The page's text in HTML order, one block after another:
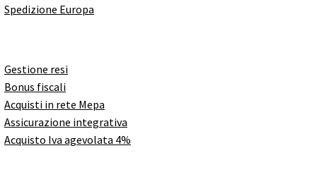
Spedizione Europa
Gestione resi
Bonus fiscali
Acquisti in rete Mepa
Assicurazione integrativa
Acquisto Iva agevolata 4%